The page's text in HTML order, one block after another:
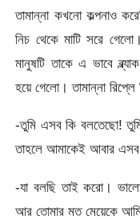
তামান্না কখনো কল্পনাও
নিচ থেকে মাটি সরে
মানুষটি তাকে এ ভাবে
হয়ে গেলো। তামান্না রিপ্লে
-তুমি এসব কি বলতেছো!
তাহলে আমাকেই আবার
-যা বলছি তাই করো।
আর তোমার মত মেয়েকে